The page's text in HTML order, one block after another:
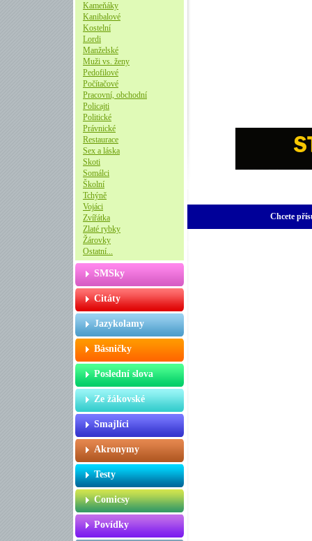
Kameňáky
Kanibalové
Kostelní
Lordi
Manželské
Muži vs. ženy
Pedofilové
Počítačové
Pracovní, obchodní
Policajti
Politické
Právnické
Restaurace
Sex a láska
Skoti
Somálci
Školní
Tchýně
Vojáci
Zvířátka
Zlaté rybky
Žárovky
Ostatní...
SMSky
Citáty
Jazykolamy
Básničky
Poslední slova
Ze žákovské
Smajlíci
Akronymy
Testy
Comicsy
Povídky
Chcete